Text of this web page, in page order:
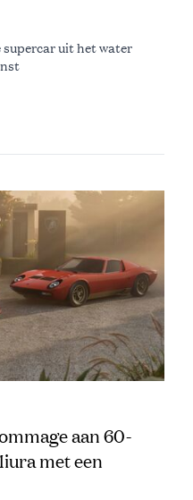
uit het water
aan 60-
met een